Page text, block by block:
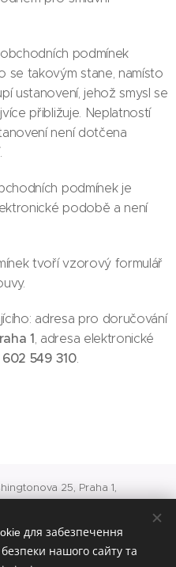
podmínek
se takovým stane, namísto
ustanovení, jehož smysl se
přibližuje. Neplatností
není dotčena
podmínek je
podobě a není
tvoří vzorový formulář
adresa pro doručování
1, adresa elektronické
602 549 310.
25, Praha 1,
8418245001/5500
для забезпечення
нашого сайту та